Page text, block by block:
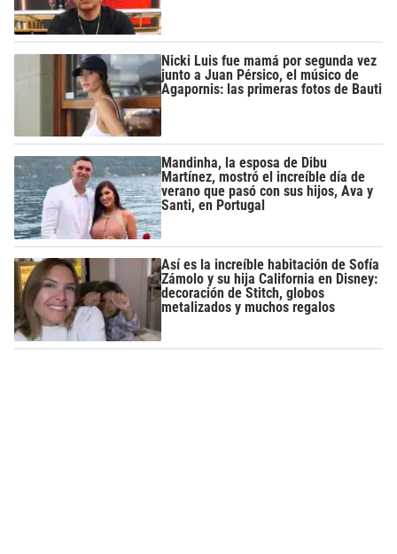
Nicki Luis fue mamá por segunda vez
junto a Juan Pérsico, el músico de
Agapornis: las primeras fotos de Bauti
Mandinha, la esposa de Dibu
Martínez, mostró el increíble día de
verano que pasó con sus hijos, Ava y
Santi, en Portugal
Así es la increíble habitación de Sofía
Zámolo y su hija California en Disney:
decoración de Stitch, globos
metalizados y muchos regalos